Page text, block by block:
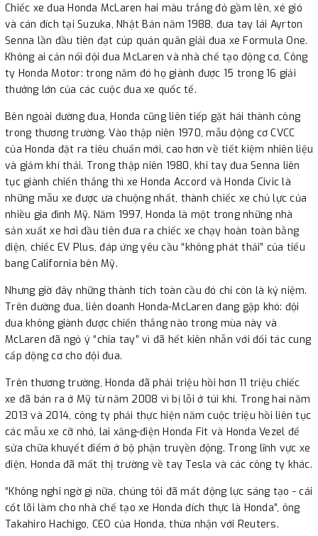
Chiếc xe đua Honda McLaren hai màu trắng đỏ gầm lên, xé gió
và cán đích tại Suzuka, Nhật Bản năm 1988, đưa tay lái Ayrton
Senna lần đầu tiên đạt cúp quán quân giải đua xe Formula One.
Không ai cản nổi đội đua McLaren và nhà chế tạo động cơ, Công
ty Honda Motor: trong năm đó họ giành được 15 trong 16 giải
thưởng lớn của các cuộc đua xe quốc tế.
Bên ngoài đường đua, Honda cũng liên tiếp gặt hái thành công
trong thương trường. Vào thập niên 1970, mẫu động cơ CVCC
của Honda đặt ra tiêu chuẩn mới, cao hơn về tiết kiệm nhiên liệu
và giảm khí thải. Trong thập niên 1980, khi tay đua Senna liên
tục giành chiến thắng thì xe Honda Accord và Honda Civic là
những mẫu xe được ưa chuộng nhất, thành chiếc xe chủ lực của
nhiều gia đình Mỹ. Năm 1997, Honda là một trong những nhà
sản xuất xe hơi đầu tiên đưa ra chiếc xe chạy hoàn toàn bằng
điện, chiếc EV Plus, đáp ứng yêu cầu “không phát thải” của tiểu
bang California bên Mỹ.
Nhưng giờ đây những thành tích toàn cầu đó chỉ còn là kỷ niệm.
Trên đường đua, liên doanh Honda-McLaren đang gặp khó: đội
đua không giành được chiến thắng nào trong mùa này và
McLaren đã ngỏ ý “chia tay” vì đã hết kiên nhẫn với đối tác cung
cấp động cơ cho đội đua.
Trên thương trường, Honda đã phải triệu hồi hơn 11 triệu chiếc
xe đã bán ra ở Mỹ từ năm 2008 vì bị lỗi ở túi khí. Trong hai năm
2013 và 2014, công ty phải thực hiện năm cuộc triệu hồi liên tục
các mẫu xe cỡ nhỏ, lai xăng-điện Honda Fit và Honda Vezel để
sửa chữa khuyết điểm ở bộ phận truyền động. Trong lĩnh vực xe
điện, Honda đã mất thị trường về tay Tesla và các công ty khác.
“Không nghi ngờ gì nữa, chúng tôi đã mất động lực sáng tạo - cái
cốt lõi làm cho nhà chế tạo xe Honda đích thực là Honda”, ông
Takahiro Hachigo, CEO của Honda, thừa nhận với Reuters.